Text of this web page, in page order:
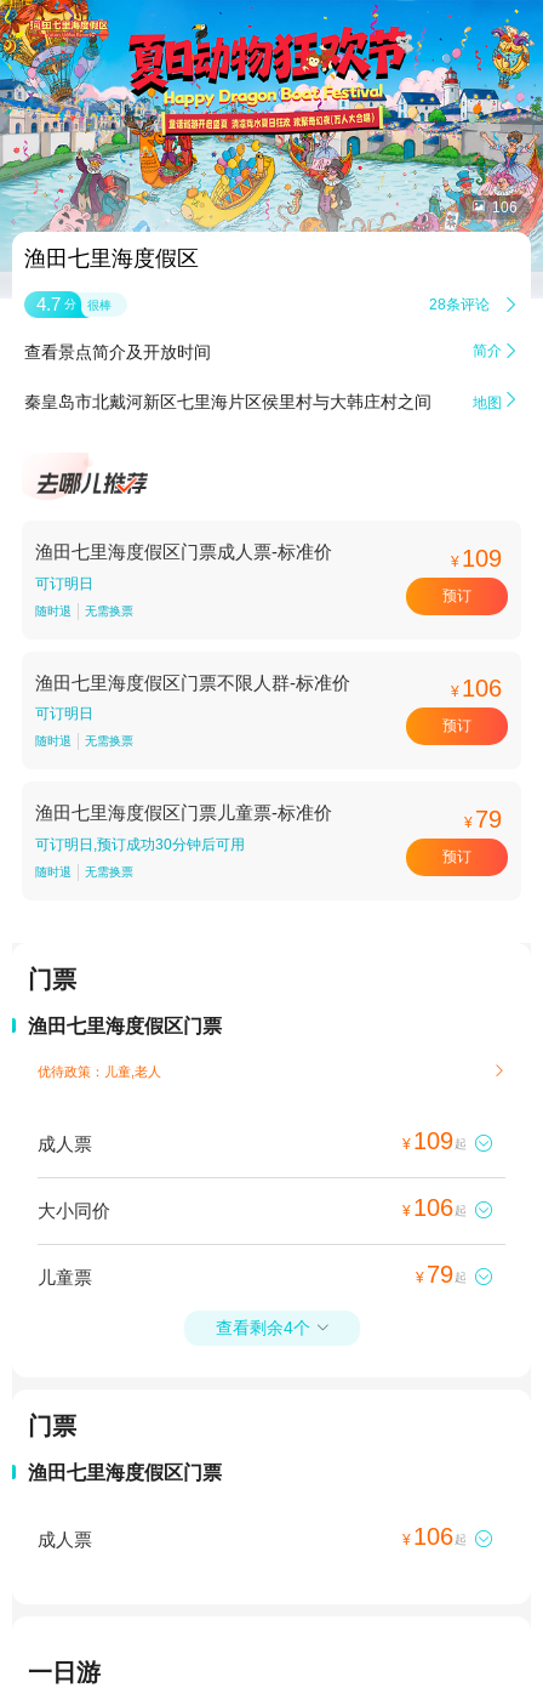
 106
渔田七里海度假区
4.7 分 很棒 28条评论 
查看景点简介及开放时间 简介 
秦皇岛市北戴河新区七里海片区侯里村与大韩庄村之间 地图 
渔田七里海度假区门票成人票-标准价
可订明日
随时退 无需换票
¥ 109
预订
渔田七里海度假区门票不限人群-标准价
可订明日
随时退 无需换票
¥ 106
预订
渔田七里海度假区门票儿童票-标准价
可订明日,预订成功30分钟后可用
随时退 无需换票
¥ 79
预订
门票
渔田七里海度假区门票
优待政策：儿童,老人 
成人票 ¥ 109起 
大小同价 ¥ 106起 
儿童票 ¥ 79起 
查看剩余4个 
门票
渔田七里海度假区门票
成人票 ¥ 106起 
一日游
